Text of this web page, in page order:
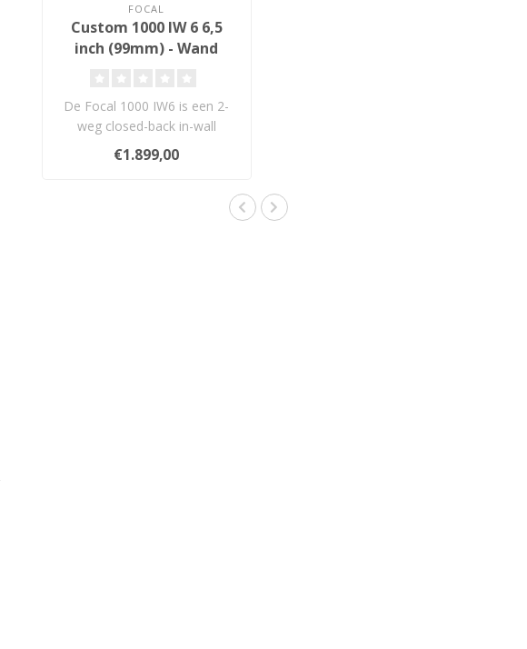
FOCAL
Custom 1000 IW 6 6,5
inch (99mm) - Wand
De Focal 1000 IW6 is een 2-
weg closed-back in-wall
luidspreker met Beryllium-twe..
€1.899,00